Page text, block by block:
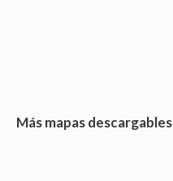
Más mapas descargables